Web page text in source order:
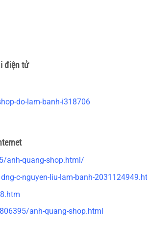
điện tử
do-lam-banh-i318706
anh-quang-shop.html/
c-nguyen-liu-lam-banh-
anh-quang-shop.html